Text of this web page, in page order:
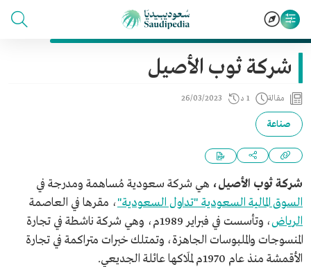
شركة ثوب الأصيل
مقالة 1 د 26/03/2023
صناعة
شركة ثوب الأصيل، هي شركة سعودية مُساهمة ومدرجة في
السوق المالية السعودية "تداول السعودية"، مقرها في العاصمة
الرياض
، وتأسست في فبراير 1989م، وهي شركة ناشطة في تجارة
المنسوجات والملبوسات الجاهزة، وتمتلك خبرات متراكمة في تجارة
الأقمشة منذ عام 1970م لملَاكها عائلة الجديعي.